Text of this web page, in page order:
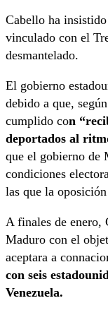
Cabello ha
vinculado con el
desmantelado.
El gobierno
debido a que,
cumplido con
deportados al
que el gobierno de
condiciones
las que la
A finales de enero,
Maduro con el
aceptara a
con seis
Venezuela.